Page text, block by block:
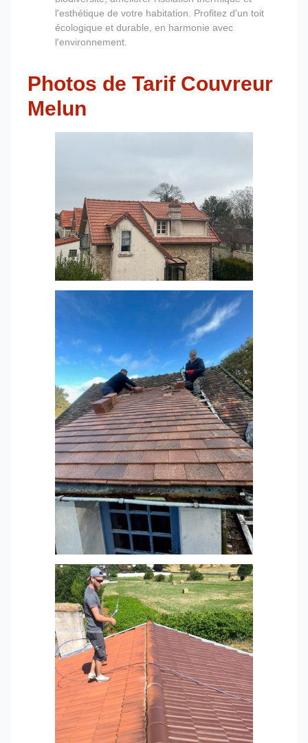
l'esthétique de votre habitation. Profitez d'un toit
écologique et durable, en harmonie avec
l'environnement.
Photos de Tarif Couvreur
Melun